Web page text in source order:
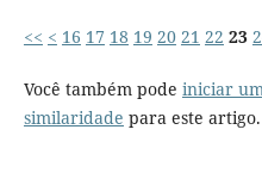
<< < 16 17 18 19 20 21 22 23
Você também pode iniciar
similaridade para este artigo.